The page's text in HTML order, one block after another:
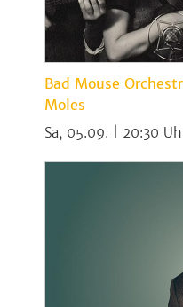
Bad Mouse
Moles
Sa, 05.09. | 20:30